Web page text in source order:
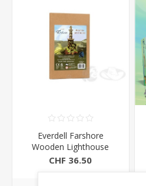
Everdell Farshore
Wooden Lighthouse
CHF 36.50